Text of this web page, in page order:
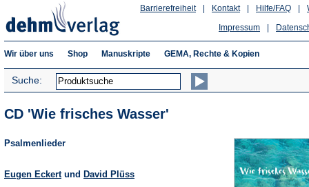
Hilfe/FAQ
Kontakt
Barrierefreiheit
Impressum
Wir über uns Shop Manuskripte GEMA, Rechte & Kopien
Suche:
CD 'Wie frisches Wasser'
Psalmenlieder
Eugen Eckertund David Plüss